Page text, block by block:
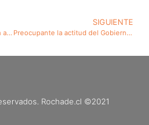
«Pregúntenle a Paula Daza», gran artículo publicado hoy en Reportajes de El mercurio
SIGUIENTE
Preocupante la actitud del Gobierno y del Parlamento frente a la grave crisis que enfrenta el país al encarecer el empleo formal junto a una carencia de políticas de empleo y cambiaria
Rochade.cl ©2021